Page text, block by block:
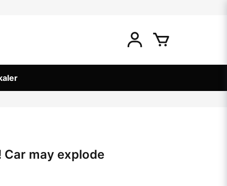
Car may explode